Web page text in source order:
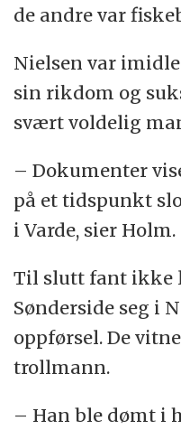
de andre var
Nielsen var
sin rikdom og
svært voldelig
– Dokumenter
på et tidspunkt
i Varde, sier Holm.
Til slutt fant ikke
Sønderside seg i
oppførsel. De
trollmann.
– Han ble dømt i